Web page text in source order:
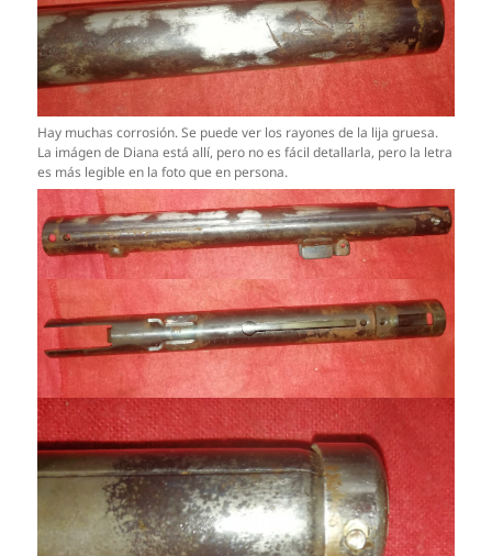
Hay muchas corrosión. Se puede ver los rayones de la lija gruesa.
La imágen de Diana está allí, pero no es fácil detallarla, pero la letra
es más legible en la foto que en persona.